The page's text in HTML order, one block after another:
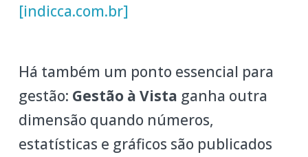
[indicca.com.br]
Há também um ponto essencial para
gestão: Gestão à Vista ganha outra
dimensão quando números,
estatísticas e gráficos são publicados